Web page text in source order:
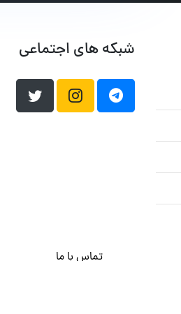
شبکه های اجتماعی
تماس با ما